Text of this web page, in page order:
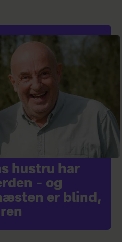
hustru har
– og
er blind,